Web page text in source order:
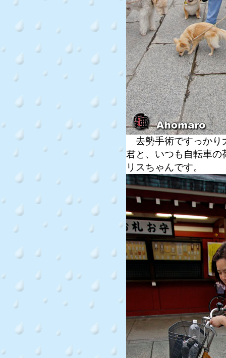
去勢手術ですっかり
君と、いつも自転車の
リスちゃんです。